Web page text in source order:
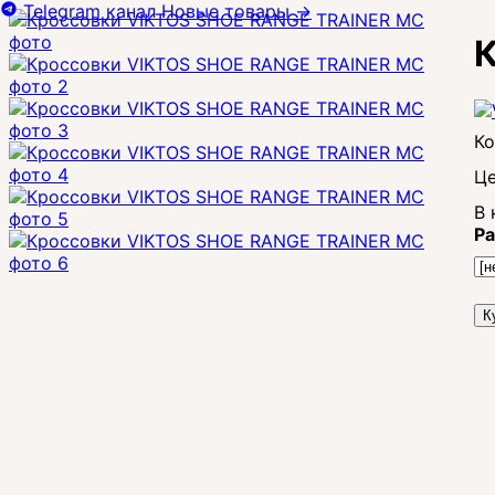
В
Telegram канал Новые товары→